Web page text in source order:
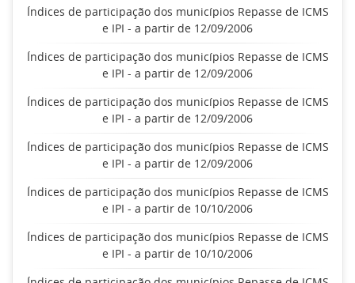
Índices de participação dos municípios Repasse de ICMS
e IPI - a partir de 12/09/2006
Índices de participação dos municípios Repasse de ICMS
e IPI - a partir de 12/09/2006
Índices de participação dos municípios Repasse de ICMS
e IPI - a partir de 12/09/2006
Índices de participação dos municípios Repasse de ICMS
e IPI - a partir de 12/09/2006
Índices de participação dos municípios Repasse de ICMS
e IPI - a partir de 10/10/2006
Índices de participação dos municípios Repasse de ICMS
e IPI - a partir de 10/10/2006